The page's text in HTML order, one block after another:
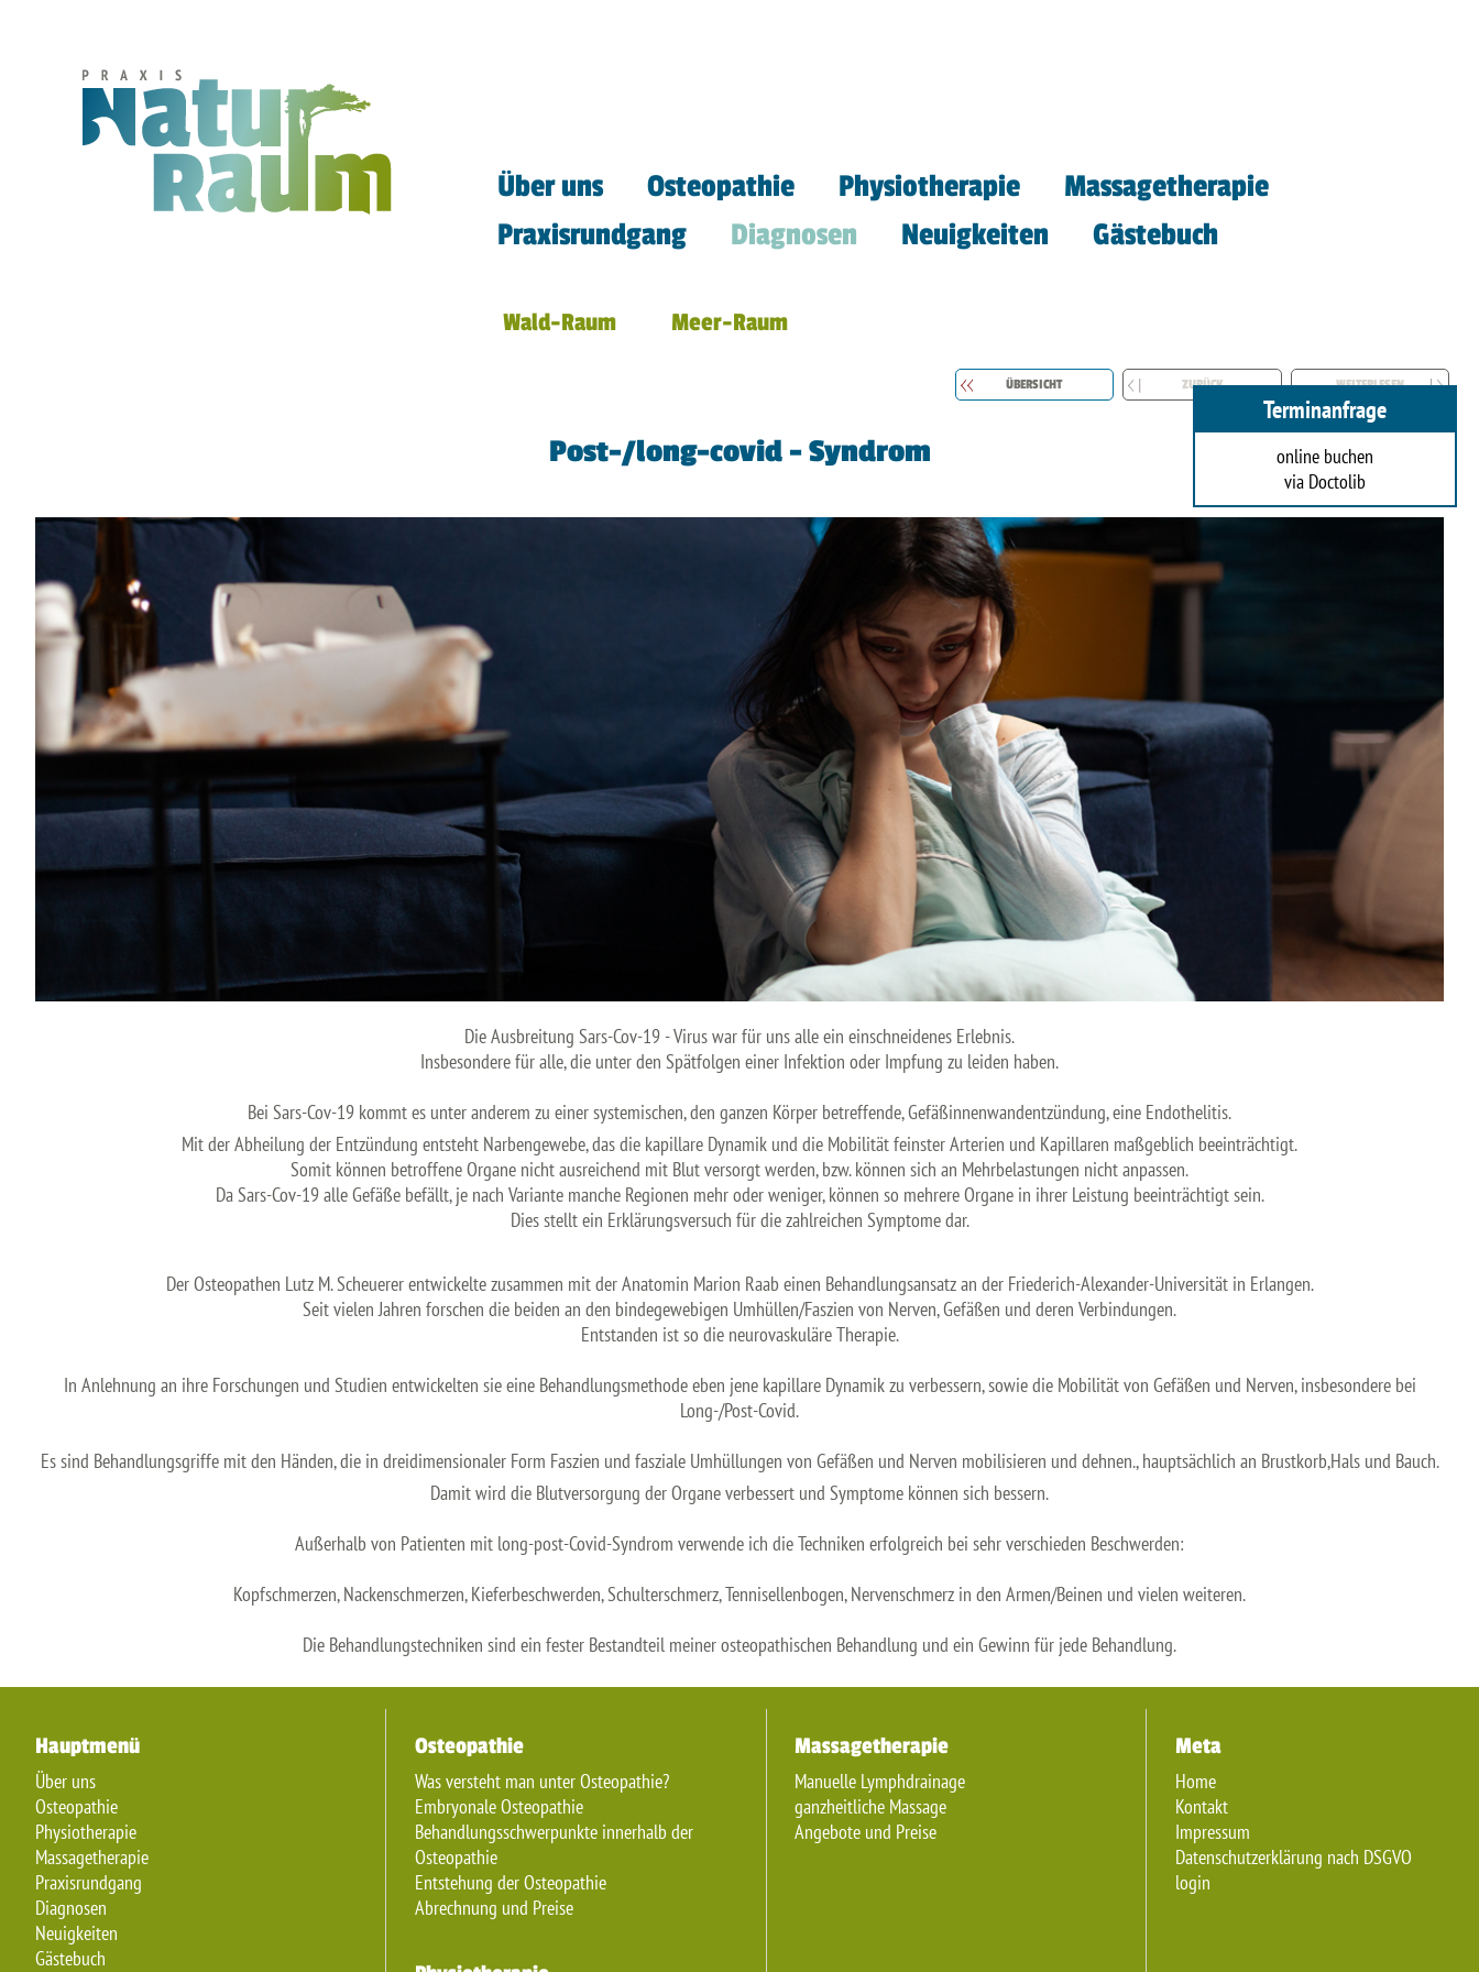
Über uns Osteopathie Physiotherapie
Massagetherapie
Praxisrundgang
Diagnosen Neuigkeiten Gästebuch
Wald-Raum Meer-Raum
Terminanfrage
online buchen
via Doctolib
ÜBERSICHT ZURÜCK WEITERLESEN
Post-/long-covid - Syndrom
Die Ausbreitung Sars-Cov-19 - Virus war für uns alle ein einschneidenes Erlebnis.
Insbesondere für alle, die unter den Spätfolgen einer Infektion oder Impfung zu leiden haben.
Bei Sars-Cov-19 kommt es unter anderem zu einer systemischen, den ganzen Körper betreffende, Gefäßinnenwandentzündung, eine Endothelitis.
Mit der Abheilung der Entzündung entsteht Narbengewebe, das die kapillare Dynamik und die Mobilität feinster Arterien und Kapillaren maßgeblich beeinträchtigt.
Somit können betroffene Organe nicht ausreichend mit Blut versorgt werden, bzw. können sich an Mehrbelastungen nicht anpassen.
Da Sars-Cov-19 alle Gefäße befällt, je nach Variante manche Regionen mehr oder weniger, können so mehrere Organe in ihrer Leistung beeinträchtigt sein.
Dies stellt ein Erklärungsversuch für die zahlreichen Symptome dar.
Der Osteopathen Lutz M. Scheuerer entwickelte zusammen mit der Anatomin Marion Raab einen Behandlungsansatz an der Friederich-Alexander-Universität in Erlangen.
Seit vielen Jahren forschen die beiden an den bindegewebigen Umhüllen/Faszien von Nerven, Gefäßen und deren Verbindungen.
Entstanden ist so die neurovaskuläre Therapie.
In Anlehnung an ihre Forschungen und Studien entwickelten sie eine Behandlungsmethode eben jene kapillare Dynamik zu verbessern, sowie die Mobilität von Gefäßen und Nerven, insbesondere bei
Long-/Post-Covid.
Es sind Behandlungsgriffe mit den Händen, die in dreidimensionaler Form Faszien und fasziale Umhüllungen von Gefäßen und Nerven mobilisieren und dehnen., hauptsächlich an Brustkorb,Hals und Bauch.
Damit wird die Blutversorgung der Organe verbessert und Symptome können sich bessern.
Außerhalb von Patienten mit long-post-Covid-Syndrom verwende ich die Techniken erfolgreich bei sehr verschieden Beschwerden:
Kopfschmerzen, Nackenschmerzen, Kieferbeschwerden, Schulterschmerz, Tennisellenbogen, Nervenschmerz in den Armen/Beinen und vielen weiteren.
Die Behandlungstechniken sind ein fester Bestandteil meiner osteopathischen Behandlung und ein Gewinn für jede Behandlung.
Hauptmenü
Über uns
Osteopathie
Physiotherapie
Massagetherapie
Praxisrundgang
Diagnosen
Neuigkeiten
Gästebuch
Osteopathie
Was versteht man unter Osteopathie?
Embryonale Osteopathie
Behandlungsschwerpunkte innerhalb der
Osteopathie
Entstehung der Osteopathie
Abrechnung und Preise
Massagetherapie
Manuelle Lymphdrainage
ganzheitliche Massage
Angebote und Preise
Meta
Home
Kontakt
Impressum
Datenschutzerklärung nach DSGVO
login